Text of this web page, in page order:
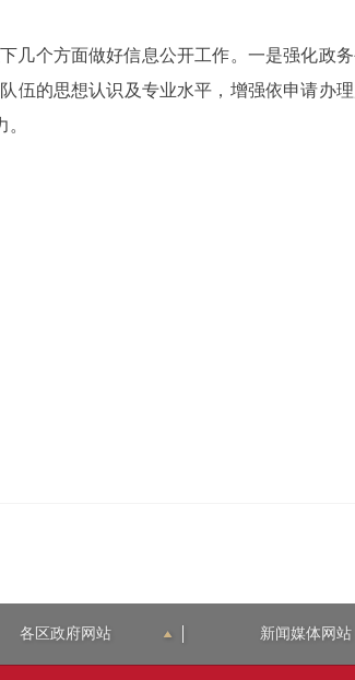
几个方面做好信息公开工作。一是强化政
伍的思想认识及专业水平，增强依申请办
各区政府网站 新闻媒体网站